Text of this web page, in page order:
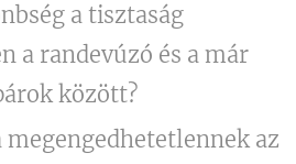
a tisztaság
a randevúzó és a már
között?
az